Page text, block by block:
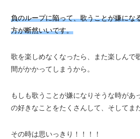
負のループに陥って、歌うことが嫌にな
方が断然いいです。
歌を楽しめなくなったら、また楽しんで
間がかかってしまうから。
もしも歌うことが嫌になりそうな時があ
の好きなことをたくさんして、そしてま
その時は思いっきり！！！！